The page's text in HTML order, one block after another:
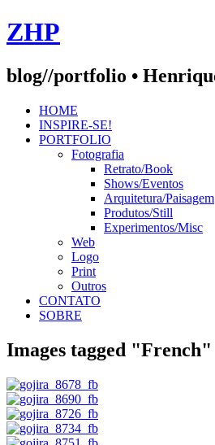
Skip
to
ZHP
blog//portfolio •
HOME
INSPIRE-SE!
PORTFOLIO
Fotografia
Retrato/Book
Shows/Eventos
Arquitetura/Paisagem
Produtos/Still
Experimentos/Misc
Web
Logo
Print
Outros
CONTATO
SOBRE
Images tagged "French"